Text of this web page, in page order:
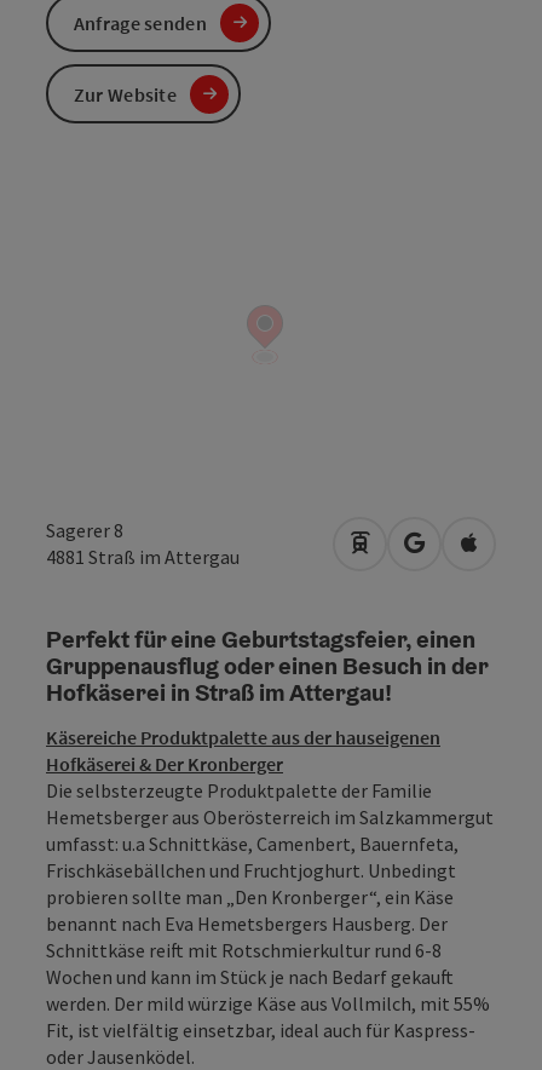
Sagerer 8
4881 Straß im Attergau Anreise mit
in Google
in
Perfekt für eine Geburtstagsfeier, einen
Gruppenausflug oder einen Besuch in der
Hofkäserei in Straß im Attergau!
Käsereiche Produktpalette aus der hauseigenen
Hofkäserei & Der Kronberger
Die selbsterzeugte Produktpalette der Familie
Hemetsberger aus Oberösterreich im Salzkammergut
umfasst: u.a Schnittkäse, Camenbert, Bauernfeta,
Frischkäsebällchen und Fruchtjoghurt. Unbedingt
probieren sollte man „Den Kronberger“, ein Käse
benannt nach Eva Hemetsbergers Hausberg. Der
Schnittkäse reift mit Rotschmierkultur rund 6-8
Wochen und kann im Stück je nach Bedarf gekauft
werden. Der mild würzige Käse aus Vollmilch, mit 55%
Fit, ist vielfältig einsetzbar, ideal auch für Kaspress-
oder Jausenködel.
Anfrage senden
Zur Website